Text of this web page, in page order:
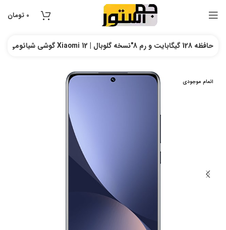
0 تومان
گوشی شیائومی Xiaomi 12 | حافظه 128 گیگابایت و رم 8″نسخه گلوبال
اتمام موجودی